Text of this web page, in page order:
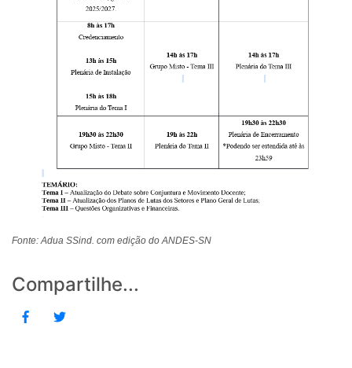
Fonte: Adua SSind. com edição do ANDES-SN
Compartilhe...